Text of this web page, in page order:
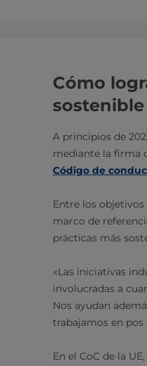
Cómo
sostenible
A principios de
mediante la firma
Código de
Entre los
marco de
prácticas más
«Las iniciativas
involucradas a
Nos ayudan
trabajamos en
En el CoC de la